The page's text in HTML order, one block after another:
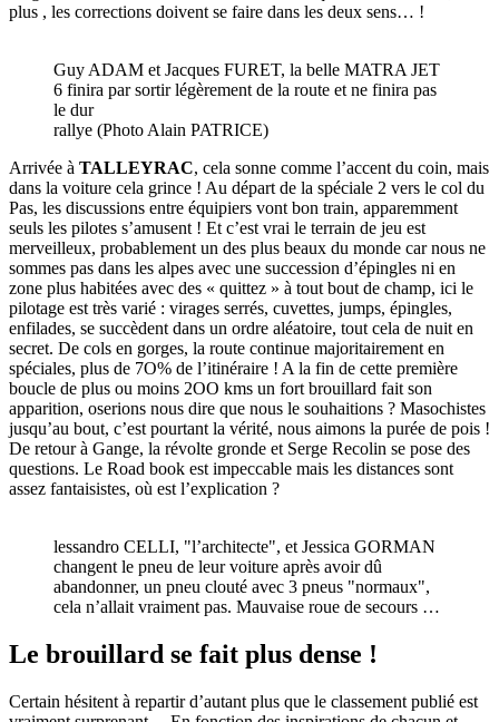
plus , les corrections doivent se faire dans les deux sens… !
Guy ADAM et Jacques FURET, la belle MATRA JET
6 finira par sortir légèrement de la route et ne finira pas
le dur
rallye (Photo Alain PATRICE)
Arrivée à TALLEYRAC, cela sonne comme l’accent du coin, mais
dans la voiture cela grince ! Au départ de la spéciale 2 vers le col du
Pas, les discussions entre équipiers vont bon train, apparemment
seuls les pilotes s’amusent ! Et c’est vrai le terrain de jeu est
merveilleux, probablement un des plus beaux du monde car nous ne
sommes pas dans les alpes avec une succession d’épingles ni en
zone plus habitées avec des « quittez » à tout bout de champ, ici le
pilotage est très varié : virages serrés, cuvettes, jumps, épingles,
enfilades, se succèdent dans un ordre aléatoire, tout cela de nuit en
secret. De cols en gorges, la route continue majoritairement en
spéciales, plus de 7O% de l’itinéraire ! A la fin de cette première
boucle de plus ou moins 2OO kms un fort brouillard fait son
apparition, oserions nous dire que nous le souhaitions ? Masochistes
jusqu’au bout, c’est pourtant la vérité, nous aimons la purée de pois !
De retour à Gange, la révolte gronde et Serge Recolin se pose des
questions. Le Road book est impeccable mais les distances sont
assez fantaisistes, où est l’explication ?
lessandro CELLI, "l’architecte", et Jessica GORMAN
changent le pneu de leur voiture après avoir dû
abandonner, un pneu clouté avec 3 pneus "normaux",
cela n’allait vraiment pas. Mauvaise roue de secours …
Le brouillard se fait plus dense !
Certain hésitent à repartir d’autant plus que le classement publié est